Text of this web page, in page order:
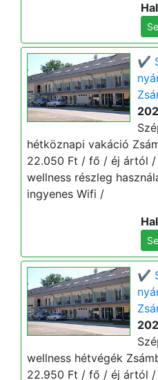
Se
✔️
hétköznapi vakáció
22.050 Ft / fő / éj ártól
wellness részleg
ingyenes Wifi /
Se
✔️
wellness hétvégék
22.950 Ft / fő / éj ártól